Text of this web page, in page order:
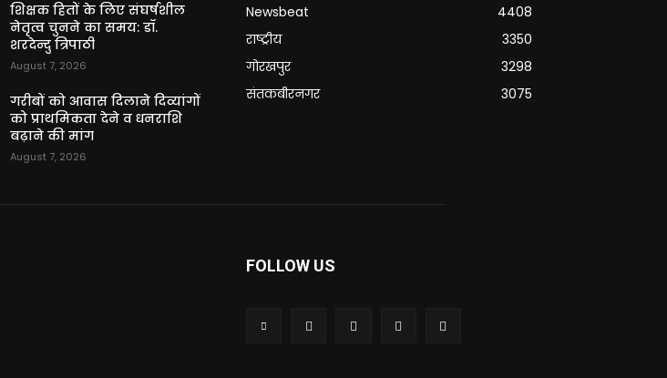
शिक्षक हितों के लिए संघर्षशील
नेतृत्व चुनने का समय: डॉ.
शरदेन्दु त्रिपाठी
August 7, 2026
गरीबों को आवास दिलाने दिव्यांगों
को प्राथमिकता देने व धनराशि
बढ़ाने की मांग
August 7, 2026
Newsbeat
4408
राष्ट्रीय
3350
गोरखपुर
3298
संतकबीरनगर
3075
FOLLOW US